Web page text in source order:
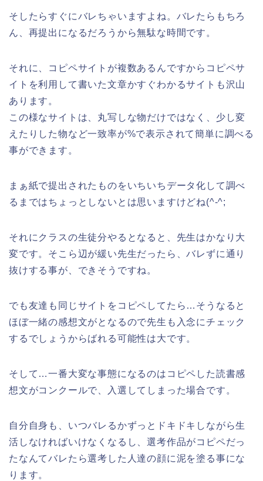
そしたらすぐにバレちゃいますよね。バレたらもちろ
ん、再提出になるだろうから無駄な時間です。
それに、コピペサイトが複数あるんですからコピペサ
イトを利用して書いた文章かすぐわかるサイトも沢山
あります。
この様なサイトは、丸写しな物だけではなく、少し変
えたりした物など一致率が%で表示されて簡単に調べる
事ができます。
まぁ紙で提出されたものをいちいちデータ化して調べ
るまではちょっとしないとは思いますけどね(^-^;
それにクラスの生徒分やるとなると、先生はかなり大
変です。そこら辺が緩い先生だったら、バレずに通り
抜けする事が、できそうですね。
でも友達も同じサイトをコピペしてたら…そうなると
ほぼ一緒の感想文がとなるので先生も入念にチェック
するでしょうからばれる可能性は大です。
そして…一番大変な事態になるのはコピペした読書感
想文がコンクールで、入選してしまった場合です。
自分自身も、いつバレるかずっとドキドキしながら生
活しなければいけなくなるし、選考作品がコピペだっ
たなんてバレたら選考した人達の顔に泥を塗る事にな
ります。